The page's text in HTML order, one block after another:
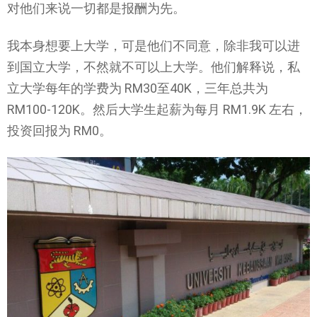
对他们来说一切都是报酬为先。
我本身想要上大学，可是他们不同意，除非我可以进
到国立大学，不然就不可以上大学。他们解释说，私
立大学每年的学费为 RM30至40K，三年总共为
RM100-120K。然后大学生起薪为每月 RM1.9K 左右，
投资回报为 RM0。